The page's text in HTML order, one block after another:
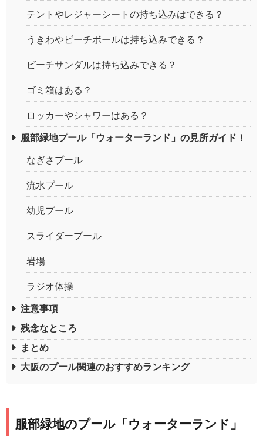
テントやレジャーシートの持ち込みはできる？
うきわやビーチボールは持ち込みできる？
ビーチサンダルは持ち込みできる？
ゴミ箱はある？
ロッカーやシャワーはある？
服部緑地プール「ウォーターランド」の見所ガイド！
なぎさプール
流水プール
幼児プール
スライダープール
岩場
ラジオ体操
注意事項
残念なところ
まとめ
大阪のプール関連のおすすめランキング
服部緑地のプール「ウォーターランド」